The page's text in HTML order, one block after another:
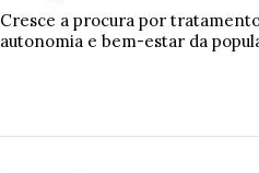
Cresce a procura por
autonomia e bem-estar da